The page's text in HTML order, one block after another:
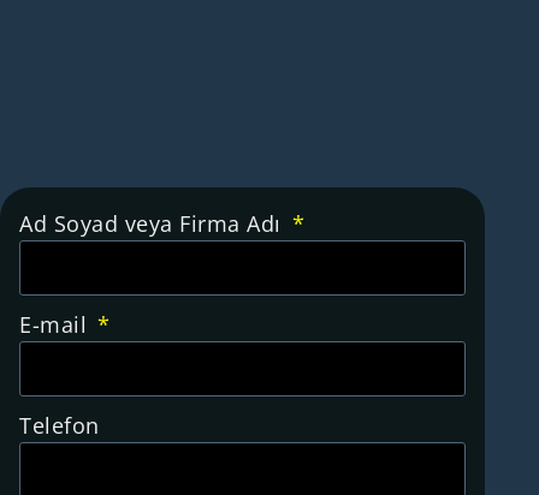
Ad Soyad veya Firma Adı
E-mail
Telefon